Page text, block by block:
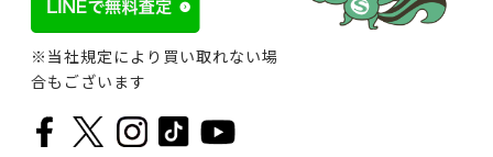
※当社規定により買い取れない場
合もございます